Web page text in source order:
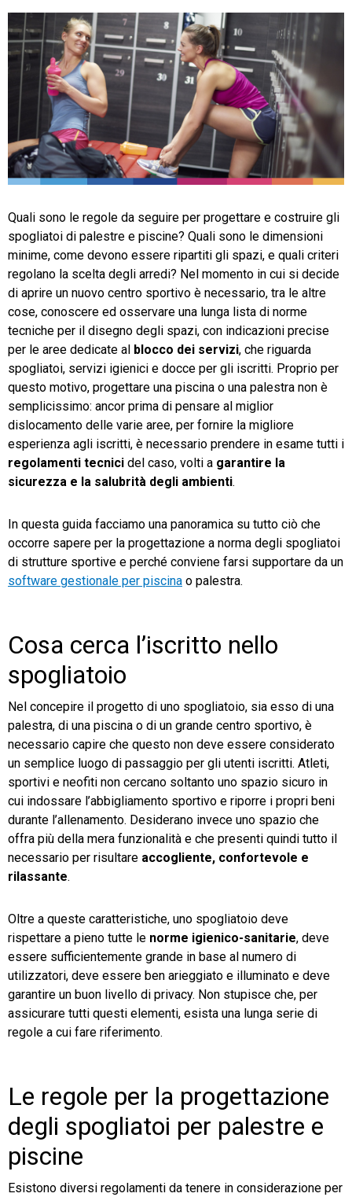
Fatturazione
Financial Solutions
HR
Trust Services
TeamSystem Corporate
TeamSystem Store
Quali sono le regole da seguire per progettare e costruire gli
spogliatoi di palestre e piscine? Quali sono le dimensioni
minime, come devono essere ripartiti gli spazi, e quali criteri
regolano la scelta degli arredi? Nel momento in cui si decide
di aprire un nuovo centro sportivo è necessario, tra le altre
cose, conoscere ed osservare una lunga lista di norme
tecniche per il disegno degli spazi, con indicazioni precise
per le aree dedicate al blocco dei servizi, che riguarda
spogliatoi, servizi igienici e docce per gli iscritti. Proprio per
questo motivo, progettare una piscina o una palestra non è
semplicissimo: ancor prima di pensare al miglior
dislocamento delle varie aree, per fornire la migliore
esperienza agli iscritti, è necessario prendere in esame tutti i
regolamenti tecnici del caso, volti a garantire la
sicurezza e la salubrità degli ambienti.
In questa guida facciamo una panoramica su tutto ciò che
occorre sapere per la progettazione a norma degli spogliatoi
di strutture sportive e perché conviene farsi supportare da un
software gestionale per piscina o palestra.
Cosa cerca l’iscritto nello
spogliatoio
Nel concepire il progetto di uno spogliatoio, sia esso di una
palestra, di una piscina o di un grande centro sportivo, è
necessario capire che questo non deve essere considerato
un semplice luogo di passaggio per gli utenti iscritti. Atleti,
sportivi e neofiti non cercano soltanto uno spazio sicuro in
cui indossare l’abbigliamento sportivo e riporre i propri beni
durante l’allenamento. Desiderano invece uno spazio che
offra più della mera funzionalità e che presenti quindi tutto il
necessario per risultare accogliente, confortevole e
rilassante.
Oltre a queste caratteristiche, uno spogliatoio deve
rispettare a pieno tutte le norme igienico-sanitarie, deve
essere sufficientemente grande in base al numero di
utilizzatori, deve essere ben arieggiato e illuminato e deve
garantire un buon livello di privacy. Non stupisce che, per
assicurare tutti questi elementi, esista una lunga serie di
regole a cui fare riferimento.
Le regole per la progettazione
degli spogliatoi per palestre e
piscine
Esistono diversi regolamenti da tenere in considerazione per